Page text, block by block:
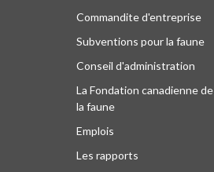
Commandite d'entreprise
Subventions pour la faune
Conseil d'administration
La Fondation canadienne de
la faune
Emplois
Les rapports